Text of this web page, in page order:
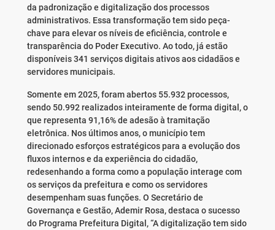
da padronização e digitalização dos processos
administrativos. Essa transformação tem sido peça-
chave para elevar os níveis de eficiência, controle e
transparência do Poder Executivo. Ao todo, já estão
disponíveis 341 serviços digitais ativos aos cidadãos e
servidores municipais.
Somente em 2025, foram abertos 55.932 processos,
sendo 50.992 realizados inteiramente de forma digital, o
que representa 91,16% de adesão à tramitação
eletrônica. Nos últimos anos, o município tem
direcionado esforços estratégicos para a evolução dos
fluxos internos e da experiência do cidadão,
redesenhando a forma como a população interage com
os serviços da prefeitura e como os servidores
desempenham suas funções. O Secretário de
Governança e Gestão, Ademir Rosa, destaca o sucesso
do Programa Prefeitura Digital, “A digitalização tem sido